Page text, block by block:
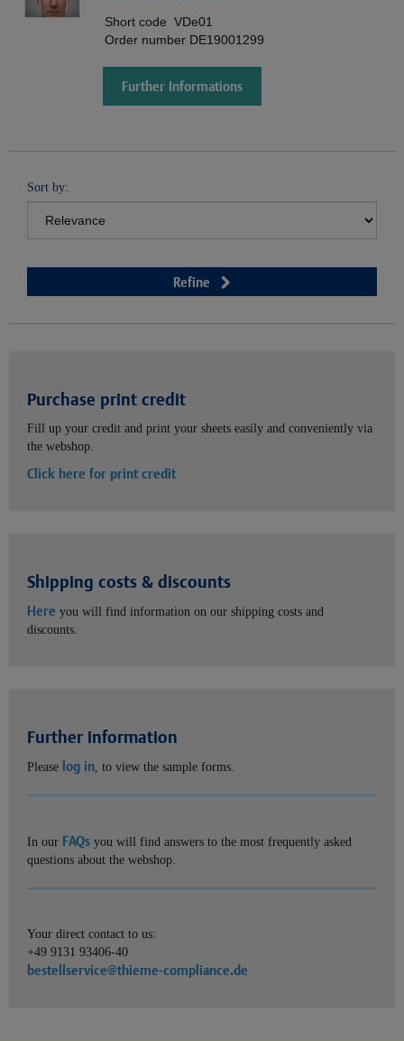
Short code VDe01
Order number DE19001299
Further Informations
Sort by:
Refine
Purchase print credit
Fill up your credit and print your sheets easily and conveniently via
the webshop.
Click here for print credit
Shipping costs & discounts
Here you will find information on our shipping costs and
discounts.
Further information
Please log in, to view the sample forms.
In our FAQs you will find answers to the most frequently asked
questions about the webshop.
Your direct contact to us:
+49 9131 93406-40
bestellservice@thieme-compliance.de